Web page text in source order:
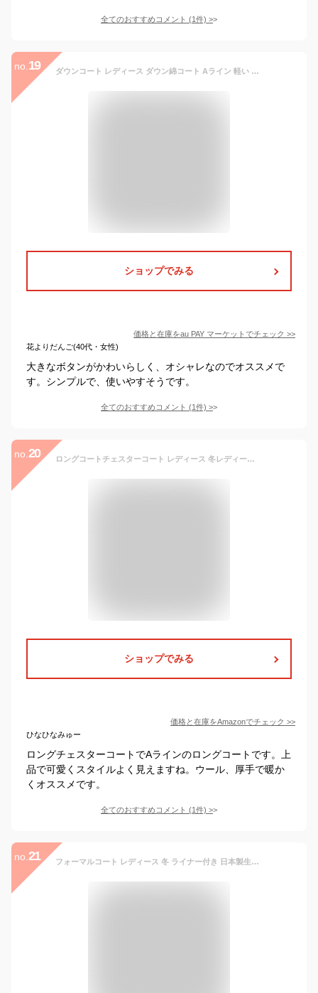
全てのおすすめコメント (1件) >
no. 19 ダウンコート レディース ダウン綿コート Aライン 軽い ダウンジャケット 大きいサイズ レディース 上品 秋冬6色
ショップでみる
価格と在庫をau PAY マーケット でチェック >>
花よりだんご(40代・女性)
大きなボタンがかわいらしく、オシャレなのでオススメで
す。シンプルで、使いやすそうです。
全てのおすすめコメント (1件) >
no. 20 ロングコートチェスターコート レディース 冬レディース冬トレンチコート レディース ロング丈 ロングコート おしゃれ コーデ カジュアル ロング ウール 厚手 フォーマル ジャケット大人 通勤 アウタートレンチコート ロングコート レディース ベルト付き 秋 春 冬 秋物 (グレー,S)
ショップでみる
価格と在庫をAmazonでチェック >>
ひなひなみゅー
ロングチェスターコートでAラインのロングコートです。上
品で可愛くスタイルよく見えますね。ウール、厚手で暖か
くオススメです。
全てのおすすめコメント (1件) >
no. 21 フォーマルコート レディース 冬 ライナー付き 日本製生地 撥水加工 ロング丈 大きいサイズ 40代 Aライン きれいめ ブラックフォーマル 女性用 ママ 母 入園式 入学式 卒園式 卒業式 七五三 春 秋 S M L LL 黒 ブラック FC-12001 送料無料